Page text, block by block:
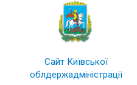
Сайт Київської
облдержадміністрації